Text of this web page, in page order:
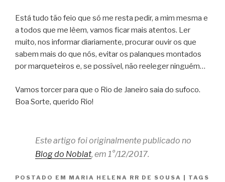
Está tudo tão feio que só me resta pedir, a mim mesma e
a todos que me lêem, vamos ficar mais atentos. Ler
muito, nos informar diariamente, procurar ouvir os que
sabem mais do que nós, evitar os palanques montados
por marqueteiros e, se possível, não reeleger ninguém…
Vamos torcer para que o Rio de Janeiro saia do sufoco.
Boa Sorte, querido Rio!
Este artigo foi originalmente publicado no
Blog do Noblat, em 1°/12/2017.
POSTADO EM MARIA HELENA RR DE SOUSA
TAGS